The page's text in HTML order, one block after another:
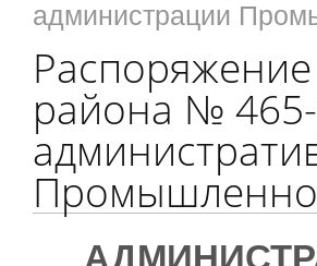
администрации
района №